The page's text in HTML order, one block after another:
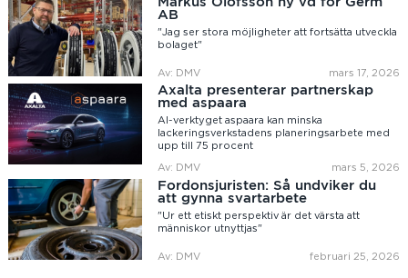
AB
"Jag ser stora möjligheter att fortsätta utveckla
bolaget"
Av: DMV mars 17, 2026
Axalta presenterar partnerskap
med aspaara
AI-verktyget aspaara kan minska
lackeringsverkstadens planeringsarbete med
upp till 75 procent
Av: DMV mars 5, 2026
Fordonsjuristen: Så undviker du
att gynna svartarbete
"Ur ett etiskt perspektiv är det värsta att
människor utnyttjas"
Av: DMV februari 25, 2026